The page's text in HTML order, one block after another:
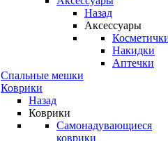
Назад
Аксессуары
Накидки
Аптечки
Спальные мешки
Коврики
Назад
Коврики
Самонадувающиеся
коврики